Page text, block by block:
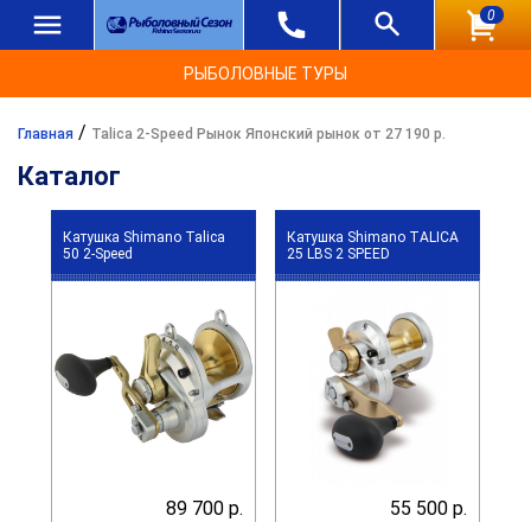
0
РЫБОЛОВНЫЕ ТУРЫ
Главная / Talica 2-Speed Рынок Японский рынок от 27 190 р.
Каталог
Катушка Shimano Talica
50 2-Speed
89 700 р.
Катушка Shimano TALICA
25 LBS 2 SPEED
55 500 р.